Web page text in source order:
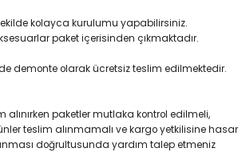
kolayca kurulumu yapabilirsiniz.
paket içerisinden çıkmaktadır.
demonte olarak ücretsiz teslim edilmektedir.
alınırken paketler mutlaka kontrol edilmeli,
teslim alınmamalı ve kargo yetkilisine hasar
doğrultusunda yardım talep etmeniz